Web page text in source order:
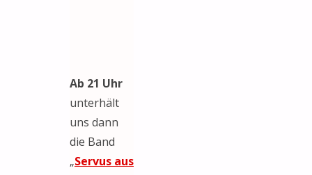
Ab 21 Uhr
unterhält
uns dann
die Band
„Servus aus